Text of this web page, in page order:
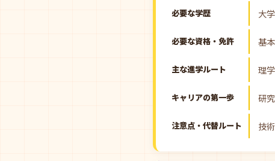
必要な学歴 大
必要な資格・免許 基
主な進学ルート 理
キャリアの第一歩 研
注意点・代替ルート 技